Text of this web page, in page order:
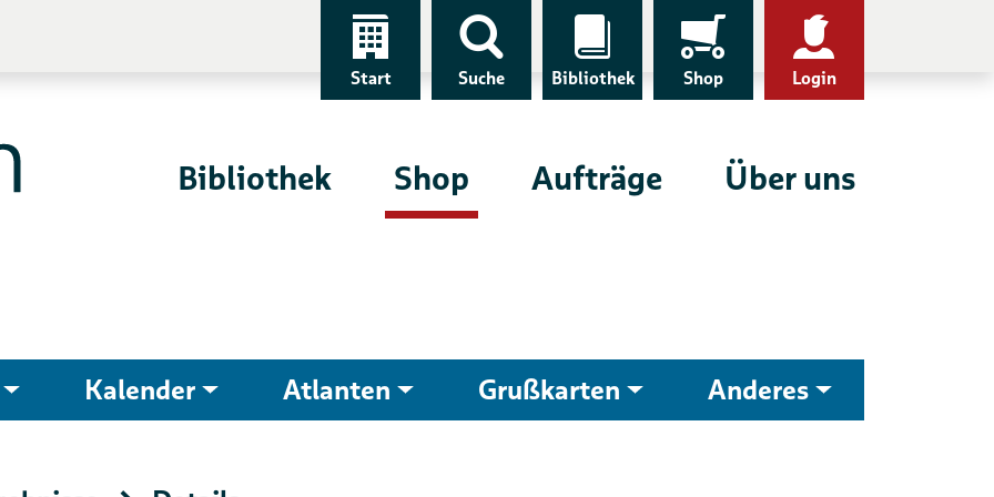
Start Suche Bibliothek Shop Login
Bibliothek Shop Aufträge Über uns
Kalender Atlanten Grußkarten Anderes